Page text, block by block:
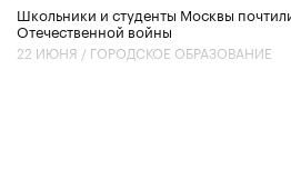
Школьники и студенты Москвы
Отечественной войны
22 ИЮНЯ / ГОРОДСКОЕ ОБРАЗОВАНИЕ